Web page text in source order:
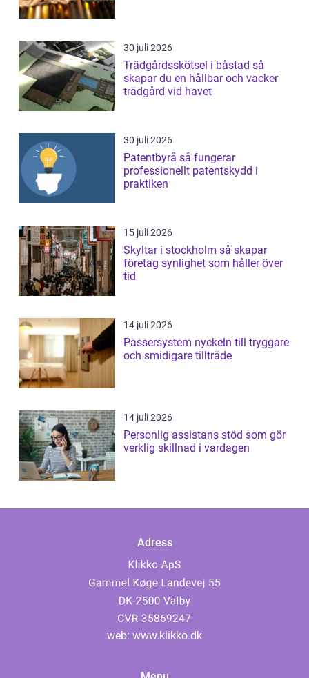
30 juli 2026
Trädgårdsskötsel i båstad så
skapar du en hållbar och vacker
trädgård vid havet
30 juli 2026
Patentbyrå så fungerar
professionellt patentskydd i
praktiken
15 juli 2026
Skyltar i stockholm så skapar
företag synlighet som håller över
tid
14 juli 2026
Passersystem nyckeln till tryggare
och smidigare tillträde
14 juli 2026
Personlig assistans stöd som gör
verklig skillnad i vardagen
Adress
web: www.klikko.dk